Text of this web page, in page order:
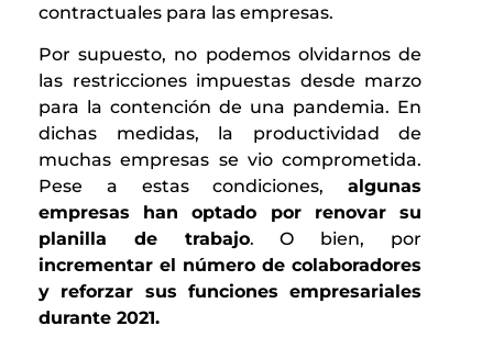
contractuales para las empresas.
Por supuesto, no podemos olvidarnos de
las restricciones impuestas desde marzo
para la contención de una pandemia. En
dichas medidas, la productividad de
muchas empresas se vio comprometida.
Pese a estas condiciones, algunas
empresas han optado por renovar su
planilla de trabajo. O bien, por
incrementar el número de colaboradores
y reforzar sus funciones empresariales
durante 2021.